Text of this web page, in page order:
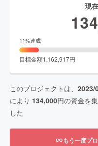
現
11%達成
目標金額1,162,917円
このプロジェクトは、 2023/
により 134,000円の資金を集
した
もう一度プ